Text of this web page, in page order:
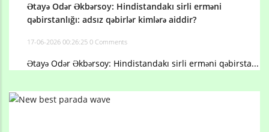
Ətayə Odər Əkbərsoy: Hindistandakı sirli erməni
qəbirstanlığı: adsız qəbirlər kimlərə aiddir?
17-06-2026 00:26:25 0 Comments
Ətayə Odər Əkbərsoy: Hindistandakı sirli erməni qəbirsta...